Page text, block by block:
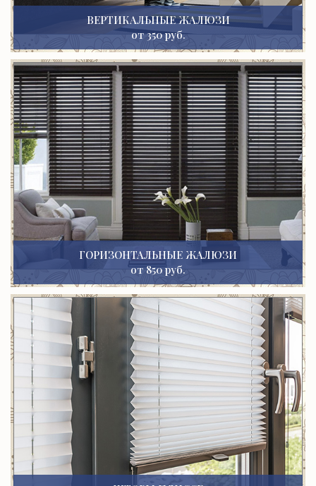
ВЕРТИКАЛЬНЫЕ ЖАЛЮЗИ
от 350 руб.
ГОРИЗОНТАЛЬНЫЕ ЖАЛЮЗИ
от 850 руб.